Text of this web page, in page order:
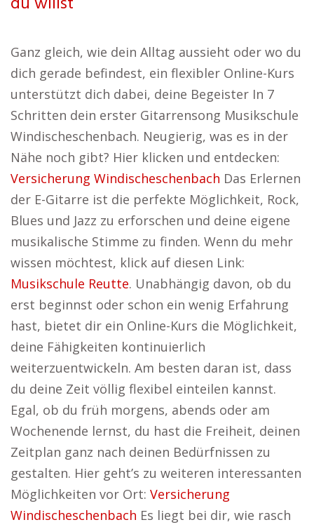
Ganz gleich, wie dein Alltag aussieht oder wo du
dich gerade befindest, ein flexibler Online-Kurs
unterstützt dich dabei, deine Begeister In 7
Schritten dein erster Gitarrensong Musikschule
Windischeschenbach. Neugierig, was es in der
Nähe noch gibt? Hier klicken und entdecken:
Versicherung Windischeschenbach Das Erlernen
der E-Gitarre ist die perfekte Möglichkeit, Rock,
Blues und Jazz zu erforschen und deine eigene
musikalische Stimme zu finden. Wenn du mehr
wissen möchtest, klick auf diesen Link:
Musikschule Reutte. Unabhängig davon, ob du
erst beginnst oder schon ein wenig Erfahrung
hast, bietet dir ein Online-Kurs die Möglichkeit,
deine Fähigkeiten kontinuierlich
weiterzuentwickeln. Am besten daran ist, dass
du deine Zeit völlig flexibel einteilen kannst.
Egal, ob du früh morgens, abends oder am
Wochenende lernst, du hast die Freiheit, deinen
Zeitplan ganz nach deinen Bedürfnissen zu
gestalten. Hier geht’s zu weiteren interessanten
Möglichkeiten vor Ort: Versicherung
Windischeschenbach Es liegt bei dir, wie rasch